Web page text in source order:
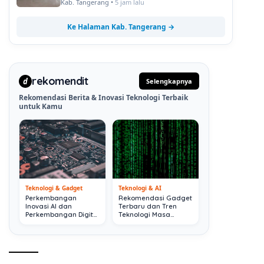
Kab. Tangerang • 5 jam lalu
Ke Halaman Kab. Tangerang →
d rekomendit Selengkapnya
Rekomendasi Berita & Inovasi Teknologi Terbaik
untuk Kamu
Teknologi & Gadget
Perkembangan
Inovasi AI dan
Perkembangan Digital
Teknologi & AI
Rekomendasi Gadget
Terbaru dan Tren
Teknologi Masa